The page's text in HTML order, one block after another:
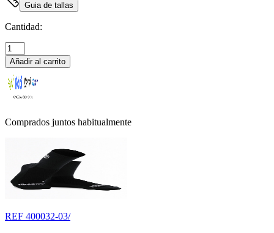
Guia de tallas
Cantidad:
Añadir al carrito
Comprados juntos habitualmente
REF 400032-03/